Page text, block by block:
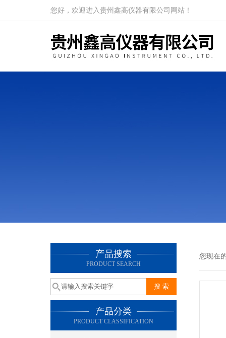
您好，欢迎进入贵州鑫高仪器有限公司网站！
产品搜索
PRODUCT SEARCH
产品分类
PRODUCT CLASSIFICATION
您现在